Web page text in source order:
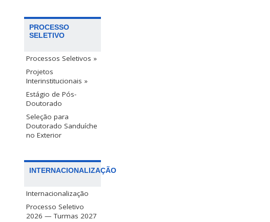
PROCESSO
SELETIVO
Processos Seletivos »
Projetos
Interinstitucionais »
Estágio de Pós-
Doutorado
Seleção para
Doutorado Sanduíche
no Exterior
INTERNACIONALIZAÇÃO
Internacionalização
Processo Seletivo
2026 — Turmas 2027